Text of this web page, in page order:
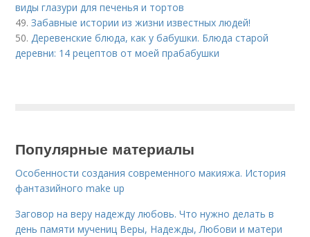
виды глазури для печенья и тортов
49.Забавные истории из жизни известных людей!
50.Деревенские блюда, как у бабушки. Блюда старой
деревни: 14 рецептов от моей прабабушки
Популярные материалы
Особенности создания современного макияжа. История
фантазийного make up
Заговор на веру надежду любовь. Что нужно делать в
день памяти мучениц Веры, Надежды, Любови и матери